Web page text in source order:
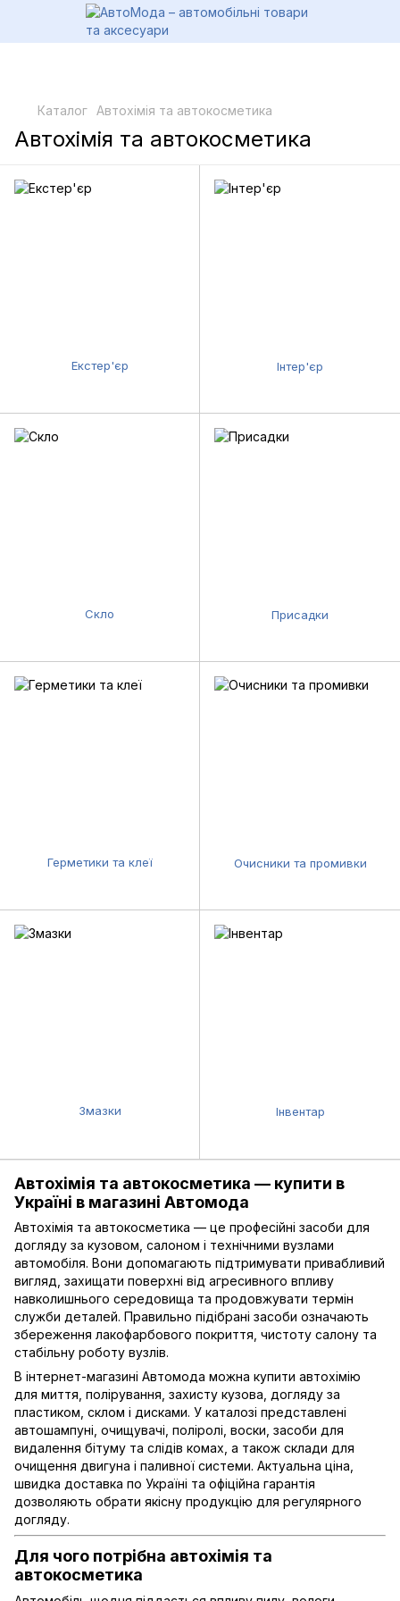
Каталог Автохімія та автокосметика
Автохімія та автокосметика
Автохімія та автокосметика — купити в
Україні в магазині Автомода
Автохімія та автокосметика — це професійні засоби для
догляду за кузовом, салоном і технічними вузлами
автомобіля. Вони допомагають підтримувати привабливий
вигляд, захищати поверхні від агресивного впливу
навколишнього середовища та продовжувати термін
служби деталей. Правильно підібрані засоби означають
збереження лакофарбового покриття, чистоту салону та
стабільну роботу вузлів.
В інтернет-магазині Автомода можна купити автохімію
для миття, полірування, захисту кузова, догляду за
пластиком, склом і дисками. У каталозі представлені
автошампуні, очищувачі, поліролі, воски, засоби для
видалення бітуму та слідів комах, а також склади для
очищення двигуна і паливної системи. Актуальна ціна,
швидка доставка по Україні та офіційна гарантія
дозволяють обрати якісну продукцію для регулярного
догляду.
Для чого потрібна автохімія та
автокосметика
Екстер'єр Інтер'єр
Скло Присадки
Герметики та клеї Очисники та промивки
Змазки Інвентар